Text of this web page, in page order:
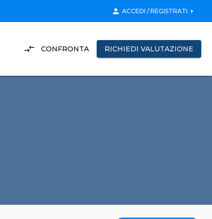
person ACCEDI / REGISTRATI arrow_right
compare_arrows CONFRONTA RICHIEDI VALUTAZIONE